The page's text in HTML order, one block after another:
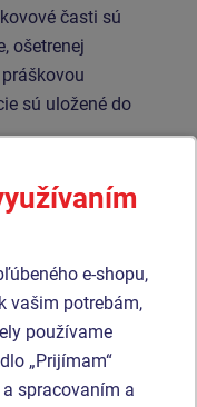
časti sú
ošetrenej
sú uložené do
čím sa docieli
Všetok
nerezový.
- REH-6111K-15
e-shopu,
vašim potrebám,
používame
„Prijímam“
spracovaním a